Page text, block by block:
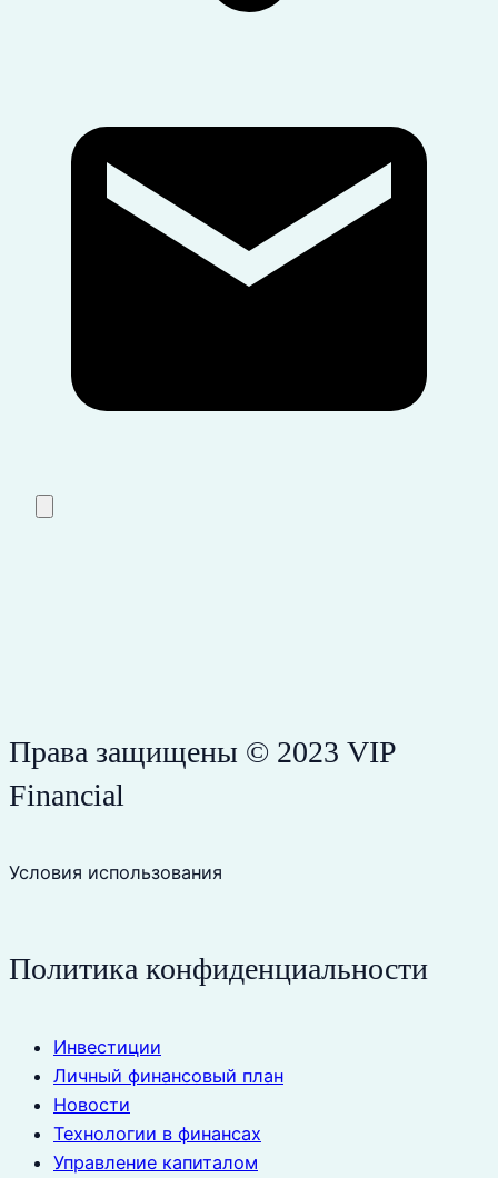
Права защищены © 2023 VIP
Financial
Условия использования
Политика конфиденциальности
Инвестиции
Личный финансовый план
Новости
Технологии в финансах
Управление капиталом